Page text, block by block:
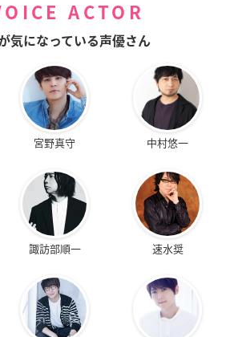
ACTOR
気になっている声優さん
宮野真守 中村悠一
諏訪部順一 速水奨